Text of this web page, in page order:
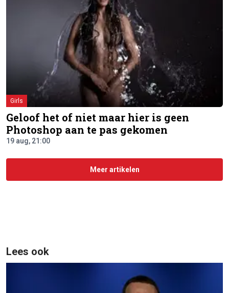
Girls
Geloof het of niet maar hier is geen
Photoshop aan te pas gekomen
19 aug, 21:00
Meer artikelen
Lees ook